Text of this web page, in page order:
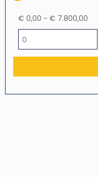
€ 0,00 - € 7.800,00